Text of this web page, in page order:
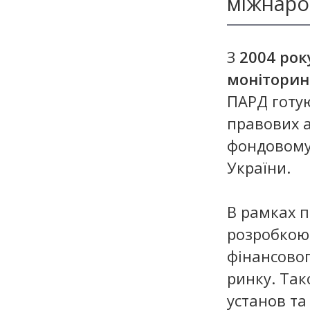
З 2004
ПАРД
правових
України.
В рамках
ринку.
установ